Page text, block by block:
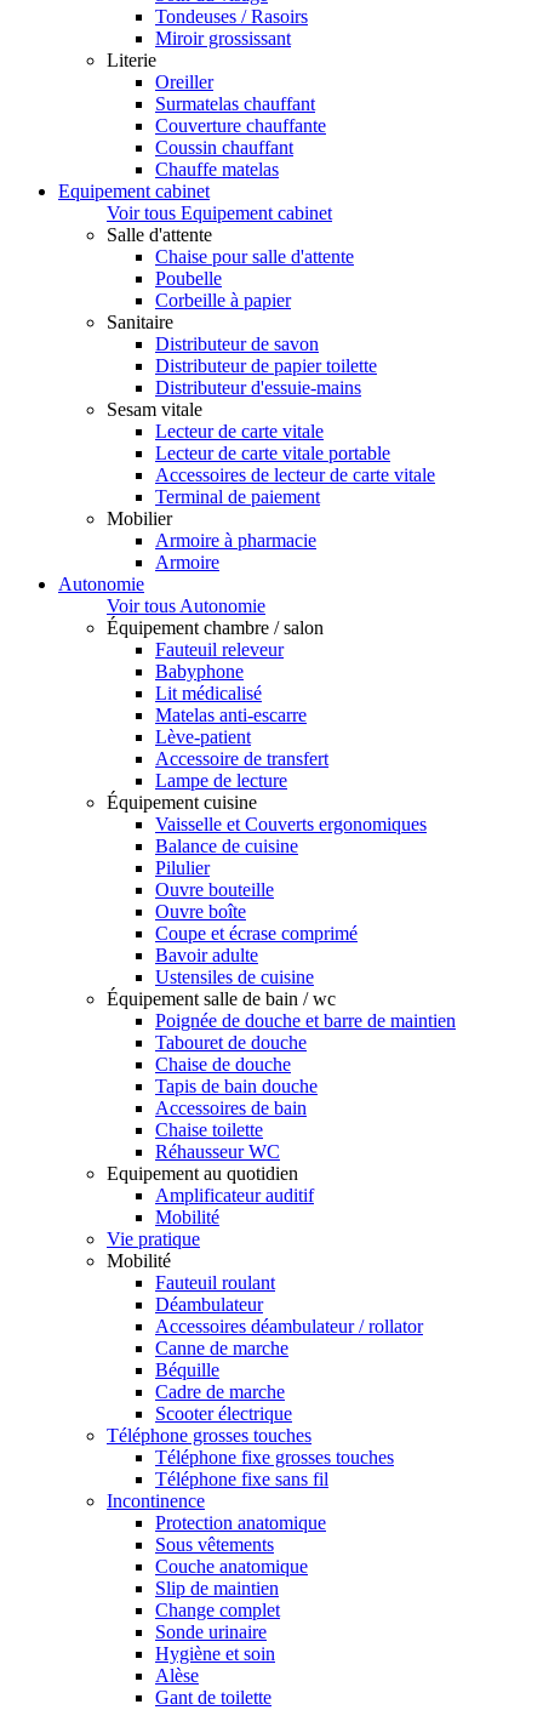
Tondeuses / Rasoirs
Miroir grossissant
Literie
Oreiller
Surmatelas chauffant
Couverture chauffante
Coussin chauffant
Chauffe matelas
Equipement cabinet
Voir tous Equipement cabinet
Salle d'attente
Chaise pour salle d'attente
Poubelle
Corbeille à papier
Sanitaire
Distributeur de savon
Distributeur de papier toilette
Distributeur d'essuie-mains
Sesam vitale
Lecteur de carte vitale
Lecteur de carte vitale portable
Accessoires de lecteur de carte vitale
Terminal de paiement
Mobilier
Armoire à pharmacie
Armoire
Autonomie
Voir tous Autonomie
Équipement chambre / salon
Fauteuil releveur
Babyphone
Lit médicalisé
Matelas anti-escarre
Lève-patient
Accessoire de transfert
Lampe de lecture
Équipement cuisine
Vaisselle et Couverts ergonomiques
Balance de cuisine
Pilulier
Ouvre bouteille
Ouvre boîte
Coupe et écrase comprimé
Bavoir adulte
Ustensiles de cuisine
Équipement salle de bain / wc
Poignée de douche et barre de maintien
Tabouret de douche
Chaise de douche
Tapis de bain douche
Accessoires de bain
Chaise toilette
Réhausseur WC
Equipement au quotidien
Amplificateur auditif
Mobilité
Vie pratique
Mobilité
Fauteuil roulant
Déambulateur
Accessoires déambulateur / rollator
Canne de marche
Béquille
Cadre de marche
Scooter électrique
Téléphone grosses touches
Téléphone fixe grosses touches
Téléphone fixe sans fil
Incontinence
Protection anatomique
Sous vêtements
Couche anatomique
Slip de maintien
Change complet
Sonde urinaire
Hygiène et soin
Alèse
Gant de toilette